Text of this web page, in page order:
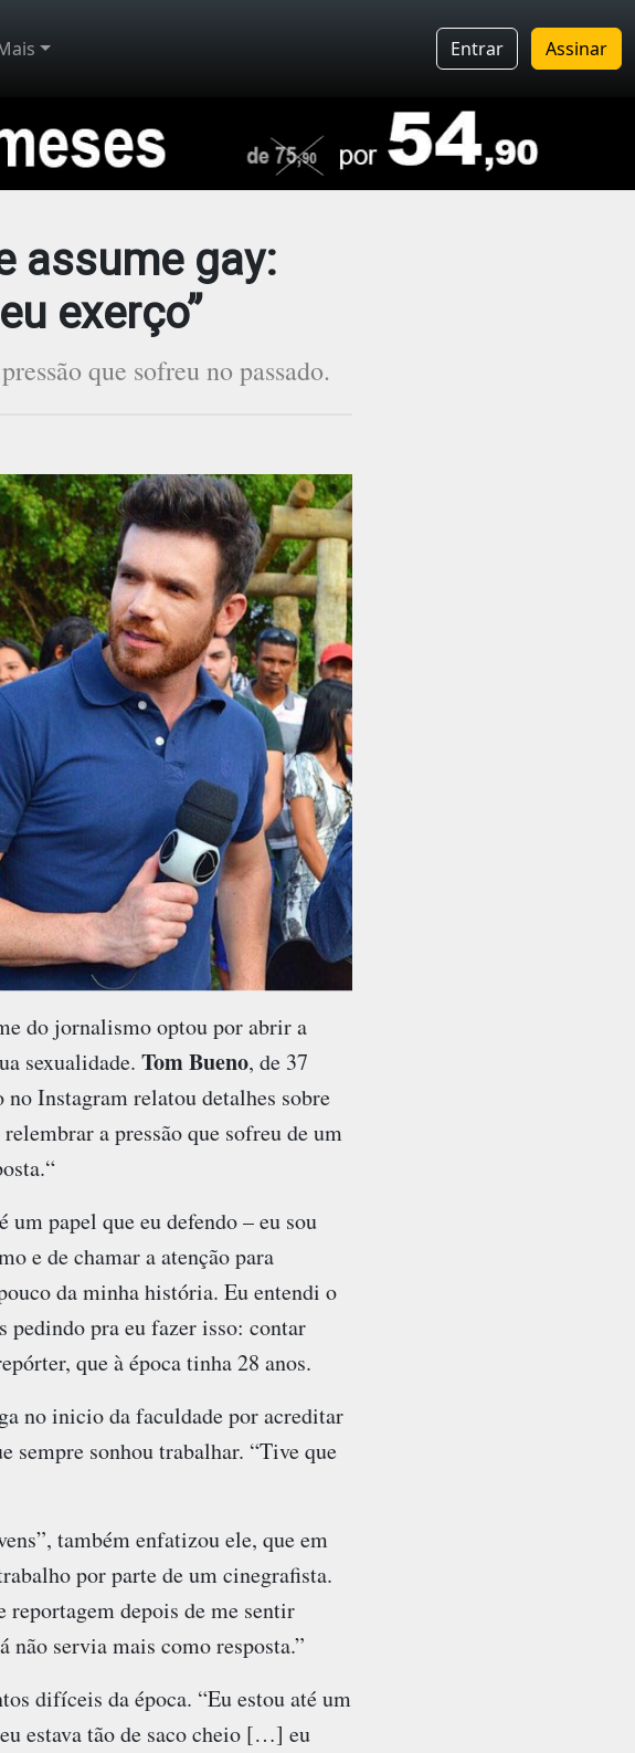
Entrar Assinar
assume gay:
exerço”
que sofreu no passado.
do jornalismo optou por abrir a
sexualidade. Tom Bueno, de 37
Instagram relatou detalhes sobre
a pressão que sofreu de um
papel que eu defendo – eu sou
e de chamar a atenção para
da minha história. Eu entendi o
pedindo pra eu fazer isso: contar
que à época tinha 28 anos.
no inicio da faculdade por acreditar
sempre sonhou trabalhar. “Tive que
também enfatizou ele, que em
por parte de um cinegrafista.
reportagem depois de me sentir
servia mais como resposta.”
difíceis da época. “Eu estou até um
estava tão de saco cheio […] eu